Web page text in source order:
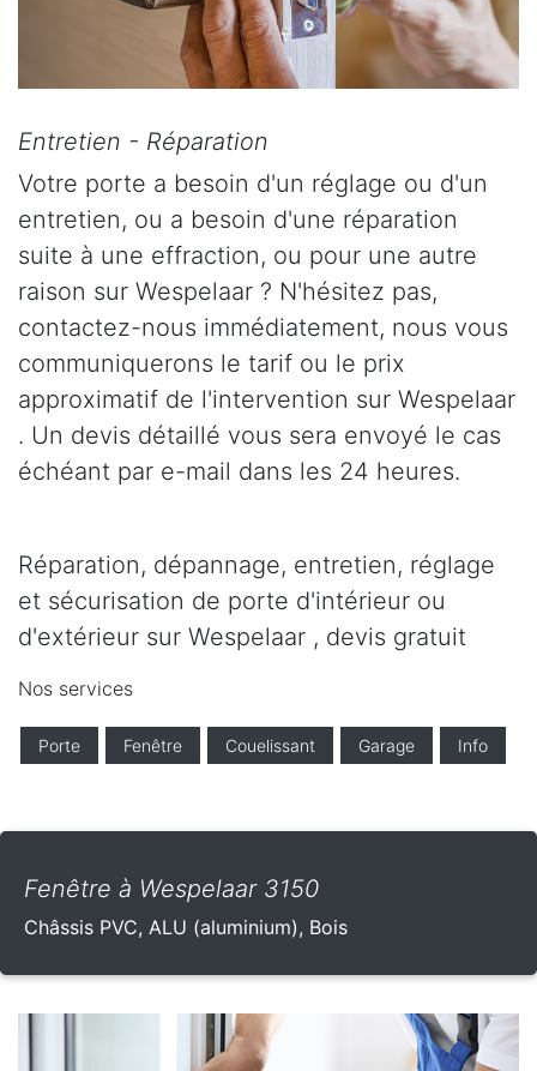
Entretien - Réparation
Votre porte a besoin d'un réglage ou d'un
entretien, ou a besoin d'une réparation
suite à une effraction, ou pour une autre
raison sur Wespelaar ? N'hésitez pas,
contactez-nous immédiatement, nous vous
communiquerons le tarif ou le prix
approximatif de l'intervention sur Wespelaar
. Un devis détaillé vous sera envoyé le cas
échéant par e-mail dans les 24 heures.
Réparation, dépannage, entretien, réglage
et sécurisation de porte d'intérieur ou
d'extérieur sur Wespelaar , devis gratuit
Nos services
Porte Fenêtre Couelissant Garage Info
Fenêtre à Wespelaar 3150
Châssis PVC, ALU (aluminium), Bois